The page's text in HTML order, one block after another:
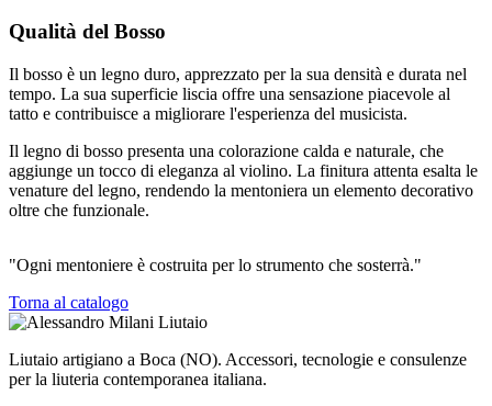
Qualità del Bosso
Il bosso è un legno duro, apprezzato per la sua densità e durata nel
tempo. La sua superficie liscia offre una sensazione piacevole al
tatto e contribuisce a migliorare l'esperienza del musicista.
Il legno di bosso presenta una colorazione calda e naturale, che
aggiunge un tocco di eleganza al violino. La finitura attenta esalta le
venature del legno, rendendo la mentoniera un elemento decorativo
oltre che funzionale.
"Ogni mentoniere è costruita per lo strumento che sosterrà."
Torna al catalogo
Liutaio artigiano a Boca (NO). Accessori, tecnologie e consulenze
per la liuteria contemporanea italiana.